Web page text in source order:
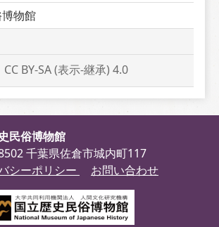
物館
CC BY-SA (表示-継承) 4.0
民俗博物館
千葉県佐倉市城内町117
シーポリシー
お問い合わせ